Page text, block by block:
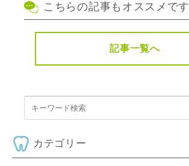
こちらの記事もオススメです
記事一覧へ
カテゴリー